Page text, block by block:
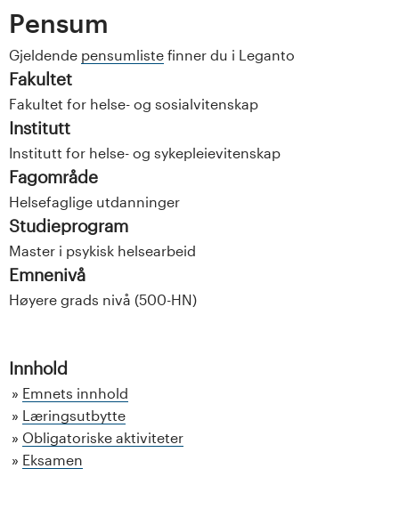
Pensum
Gjeldende pensumliste finner du i Leganto
Fakultet
Fakultet for helse- og sosialvitenskap
Institutt
Institutt for helse- og sykepleievitenskap
Fagområde
Helsefaglige utdanninger
Studieprogram
Master i psykisk helsearbeid
Emnenivå
Høyere grads nivå (500-HN)
Innhold
Emnets innhold
Læringsutbytte
Obligatoriske aktiviteter
Eksamen